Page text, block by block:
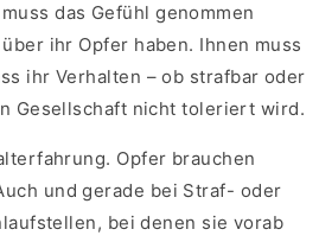
das Gefühl genommen
ihr Opfer haben. Ihnen muss
ihr Verhalten – ob strafbar oder
Gesellschaft nicht toleriert wird.
Opfer brauchen
und gerade bei Straf- oder
bei denen sie vorab